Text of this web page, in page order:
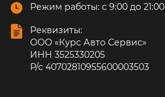
Режим работы: с 9:00 до 21:00
Реквизиты:
ООО «Курс Авто Сервис»
ИНН 3525330205
Р/с 40702810955600003503